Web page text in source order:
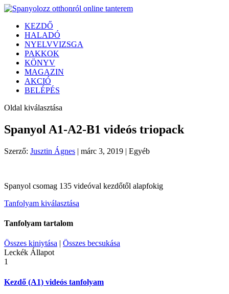
KEZDŐ
HALADÓ
NYELVVIZSGA
PAKKOK
KÖNYV
MAGAZIN
AKCIÓ
BELÉPÉS
Oldal kiválasztása
Spanyol A1-A2-B1 videós triopack
Szerző: Jusztin Ágnes | márc 3, 2019 | Egyéb
Spanyol csomag 135 videóval kezdőtől alapfokig
Tanfolyam kiválasztása
Tanfolyam tartalom
Összes kiniytása | Összes becsukása
Leckék Állapot
1
Kezdő (A1) videós tanfolyam